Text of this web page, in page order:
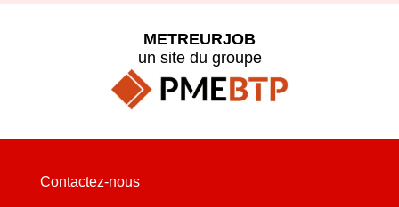
METREURJOB
un site du groupe
Contactez-nous